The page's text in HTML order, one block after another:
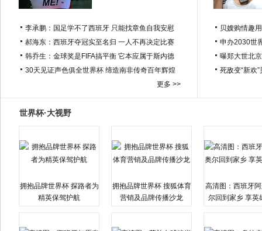
李承鹏：国足学不了西班牙 只能找章鱼自我安慰
郝海东：西班牙夺冠实至名归 一人不再决定比赛
韩乔生：金球奖是FIFA搞平衡 它本应属于斯内德
30天见证声色俱全世界杯 缔造南非传奇百年辉煌
更多 >>
贝嫂购情趣
申办2030世
曝郑大世北
死敌变“新欢
世界杯·大视野
拥抱品牌世界杯 探路者为
精英保驾护航
拥抱品牌世界杯 搜狐体育
营销及品牌传播沙龙
高清图：西班牙
尔回到家乡 享英